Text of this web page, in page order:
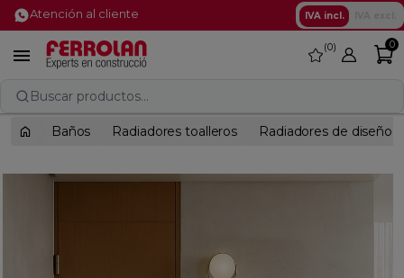
Atención al cliente IVA incl.
 favorite
0 0
Buscar productos...
Baños Radiadores toalleros Radiadores de diseño